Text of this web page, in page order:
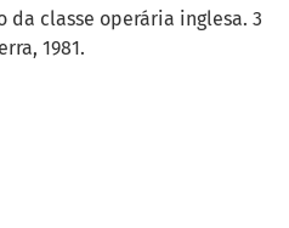
da classe operária inglesa. 3
1981.